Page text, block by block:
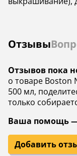
Отзывы
Отзывов пока
о товаре Boston
500 мл,
только
Ваша помощь —
Добавить